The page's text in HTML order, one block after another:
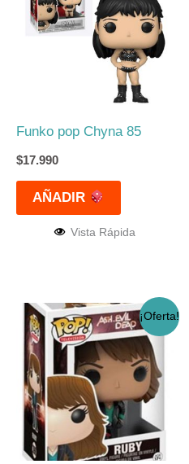
Funko pop Chyna 85
$17.990
AÑADIR
Vista Rápida
¡Oferta!
El
precio
original
$17.990.
El
precio
actual
es:
$14.990.